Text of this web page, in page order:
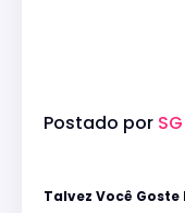
Postado por
Talvez Você